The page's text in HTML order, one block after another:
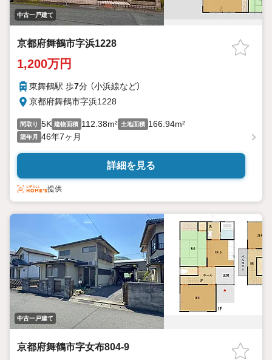
中古一戸建て
京都府舞鶴市字浜1228
1,200万円
東舞鶴駅 歩7分 （小浜線など）
京都府舞鶴市字浜1228
間取り 5K 建物面積 112.38m² 土地面積 166.94m²
築年月 46年7ヶ月
詳細を見る
提供
中古一戸建て
京都府舞鶴市字女布804-9